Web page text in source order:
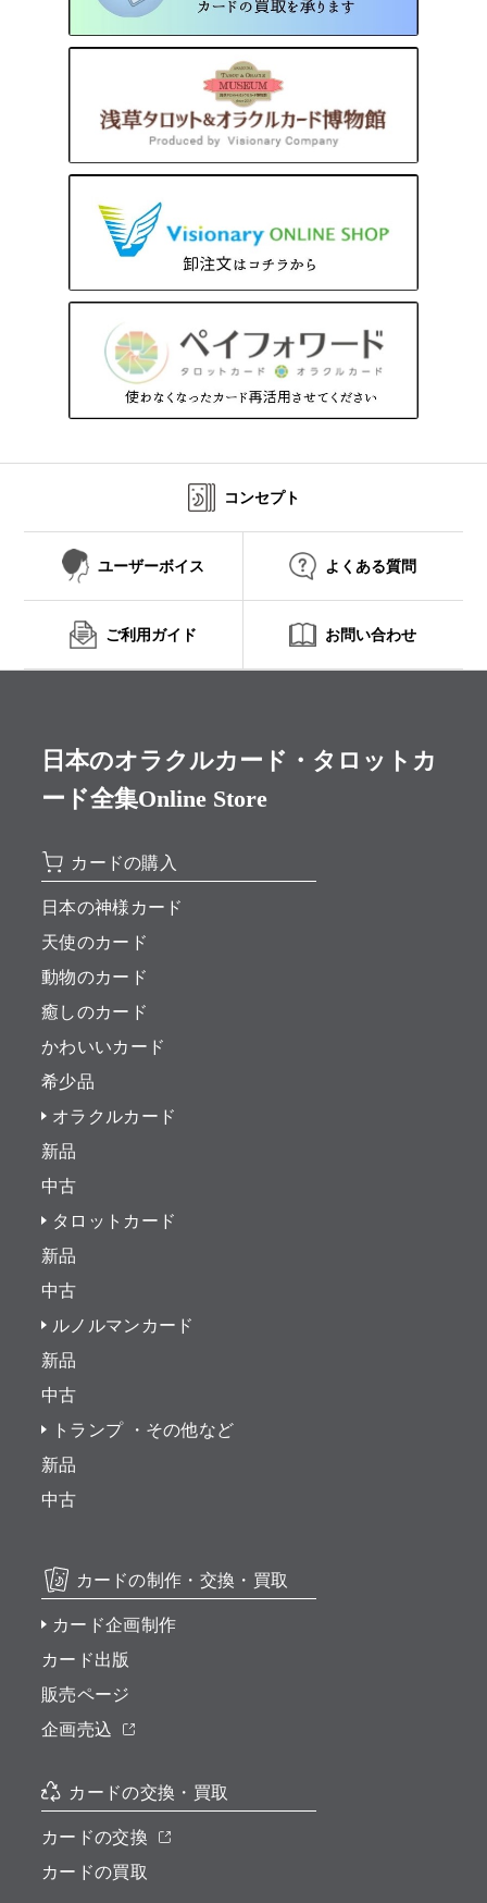
コンセプト
ユーザーボイス よくある質問
ご利用ガイド お問い合わせ
日本のオラクルカード・タロットカ
ード全集Online Store
カードの購入
日本の神様カード
天使のカード
動物のカード
癒しのカード
かわいいカード
希少品
オラクルカード
新品
中古
タロットカード
新品
中古
ルノルマンカード
新品
中古
トランプ ・その他など
新品
中古
カードの制作・交換・買取
カード企画制作
カード出版
販売ページ
企画売込
カードの交換・買取
カードの交換
カードの買取